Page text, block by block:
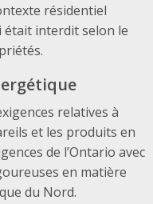
résidentiel
était interdit selon le
relatives à
et les produits en
de l’Ontario avec
en matière
du Nord.